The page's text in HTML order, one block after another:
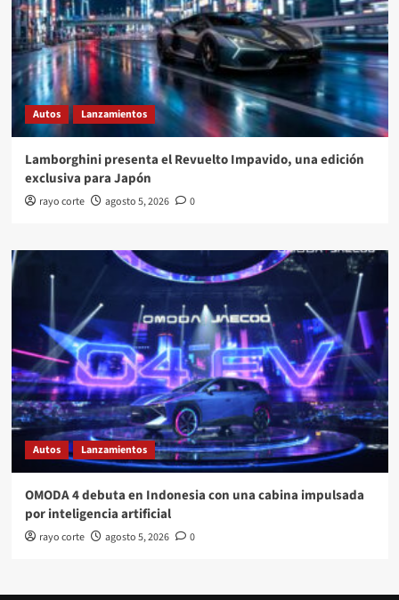
Autos Lanzamientos
Lamborghini presenta el Revuelto Impavido, una edición
exclusiva para Japón
rayo corte agosto 5, 2026 0
Autos Lanzamientos
OMODA 4 debuta en Indonesia con una cabina impulsada
por inteligencia artificial
rayo corte agosto 5, 2026 0